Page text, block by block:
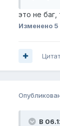
это не
Изменено 5
В